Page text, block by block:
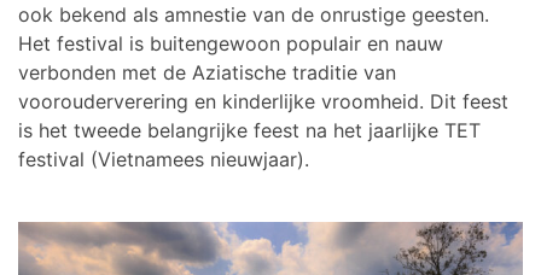
ook bekend als amnestie van de onrustige geesten.
Het festival is buitengewoon populair en nauw
verbonden met de Aziatische traditie van
voorouderverering en kinderlijke vroomheid. Dit feest
is het tweede belangrijke feest na het jaarlijke TET
festival (Vietnamees nieuwjaar).